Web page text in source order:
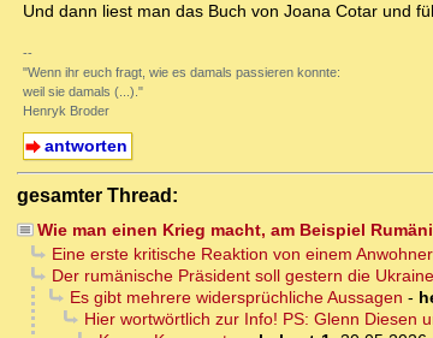
Und dann liest man das Buch von Joana Cotar und
--
"Wenn ihr euch fragt, wie es damals passieren konnte:
weil sie damals (...)."
Henryk Broder
antworten
gesamter Thread:
Wie man einen Krieg macht, am Beispiel
Eine erste kritische Reaktion von einem Anwohner
Der rumänische Präsident soll gestern die
Es gibt mehrere widersprüchliche Aussagen -
Hier wortwörtlich zur Info! PS: Glenn Diesen